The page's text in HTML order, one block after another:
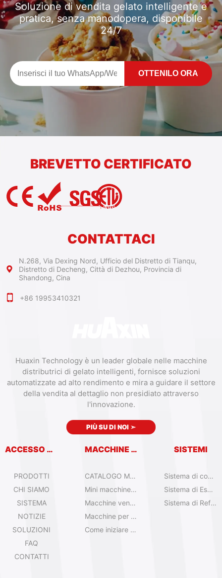
Soluzione di vendita gelato intelligente e
pratica, senza manodopera, disponibile
24/7
OTTENILO ORA
Huaxin Technology è un leader globale nelle macchine
distributrici di gelato intelligenti, fornisce soluzioni
automatizzate ad alto rendimento e mira a guidare il settore
della vendita al dettaglio non presidiato attraverso
l'innovazione.
PIÙ SU DI NOI ➣
ACCESSO RAPIDO
PRODOTTI
CHI SIAMO
SISTEMA
NOTIZIE
SOLUZIONI
FAQ
CONTATTI
MACCHINE VENDITRICI
CATALOGO MACCHINE VENDITRICI
Mini macchine per gelato da tavolo
Macchine venditrici di gelato Olala
Macchine per gelato IYogurt
Come iniziare con il gelato automatico?
SISTEMI
Sistema di controllo remoto
Sistema di Espansione
Sistema di Refrigerazione
BREVETTO CERTIFICATO
CONTATTACI
N.268, Via Dexing Nord, Ufficio del Distretto di Tianqu,
Distretto di Decheng, Città di Dezhou, Provincia di
Shandong, Cina
+86 19953410321